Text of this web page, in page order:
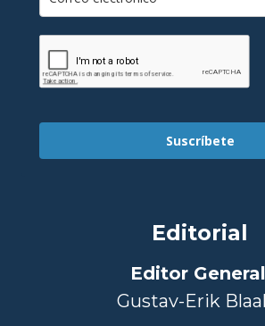
Suscríbete
Editorial
Editor General
Gustav-Erik